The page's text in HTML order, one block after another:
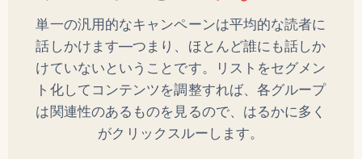
単一の汎用的なキャンペーンは平均的な読者に
話しかけます—つまり、ほとんど誰にも話しか
けていないということです。リストをセグメン
ト化してコンテンツを調整すれば、各グループ
は関連性のあるものを見るので、はるかに多く
がクリックスルーします。